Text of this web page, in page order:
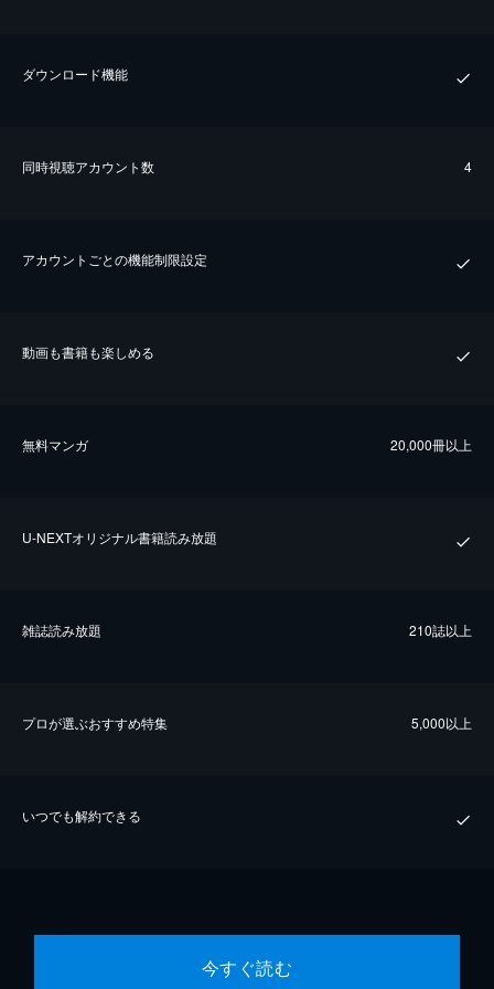
ダウンロード機能
同時視聴アカウント数 4
アカウントごとの機能制限設定
動画も書籍も楽しめる
無料マンガ 20,000冊以上
U-NEXTオリジナル書籍読み放題
雑誌読み放題 210誌以上
プロが選ぶおすすめ特集 5,000以上
いつでも解約できる
今すぐ読む